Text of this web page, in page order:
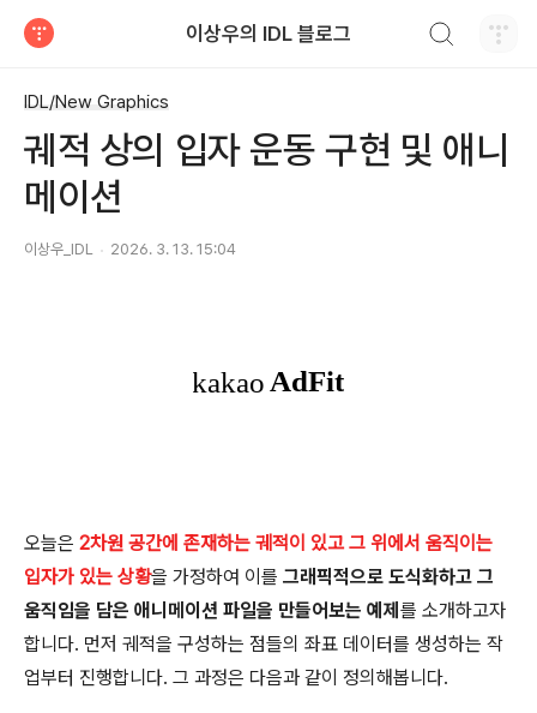
이상우의 IDL 블로그
IDL/New Graphics
궤적 상의 입자 운동 구현 및 애니
메이션
이상우_IDL 2026. 3. 13. 15:04
오늘은 2차원 공간에 존재하는 궤적이 있고 그 위에서 움직이는
입자가 있는 상황을 가정하여 이를 그래픽적으로 도식화하고 그
움직임을 담은 애니메이션 파일을 만들어보는 예제 를 소개하고자
합니다. 먼저 궤적을 구성하는 점들의 좌표 데이터를 생성하는 작
업부터 진행합니다. 그 과정은 다음과 같이 정의해봅니다.